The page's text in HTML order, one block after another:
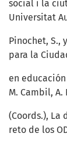
social i la
Universitat
Pinochet, S.,
para la
en
M. Cambil, A.
(Coords.),
reto de los